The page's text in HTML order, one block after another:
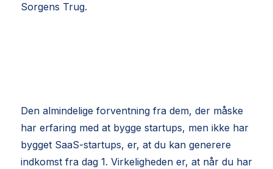
Sorgens Trug.
Den almindelige forventning fra dem, der måske
har erfaring med at bygge startups, men ikke har
bygget SaaS-startups, er, at du kan generere
indkomst fra dag 1. Virkeligheden er, at når du har